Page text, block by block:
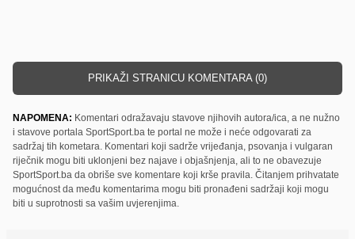
PRIKAŽI STRANICU KOMENTARA (0)
NAPOMENA: Komentari odražavaju stavove njihovih autora/ica, a ne nužno
i stavove portala SportSport.ba te portal ne može i neće odgovarati za
sadržaj tih kometara. Komentari koji sadrže vrijeđanja, psovanja i vulgaran
riječnik mogu biti uklonjeni bez najave i objašnjenja, ali to ne obavezuje
SportSport.ba da obriše sve komentare koji krše pravila. Čitanjem prihvatate
mogućnost da među komentarima mogu biti pronađeni sadržaji koji mogu
biti u suprotnosti sa vašim uvjerenjima.